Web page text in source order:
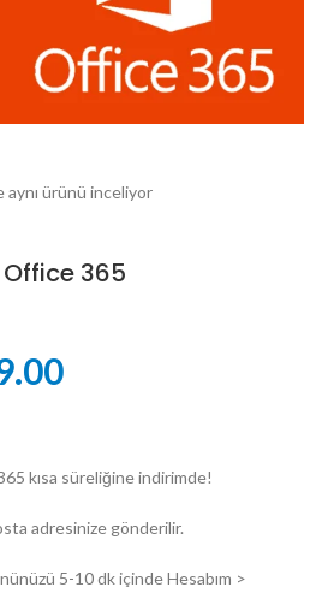
aynı ürünü inceliyor
365
Şu
₺149.00.
kısa süreliğine indirimde!
adresinize gönderilir.
5-10 dk içinde Hesabım >